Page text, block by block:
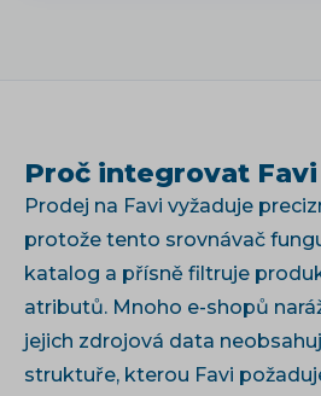
Proč integrovat Favi
Prodej na Favi vyžaduje
protože tento srovnávač
katalog a přísně filtruje
atributů. Mnoho e-shopů
jejich zdrojová data
struktuře, kterou Favi